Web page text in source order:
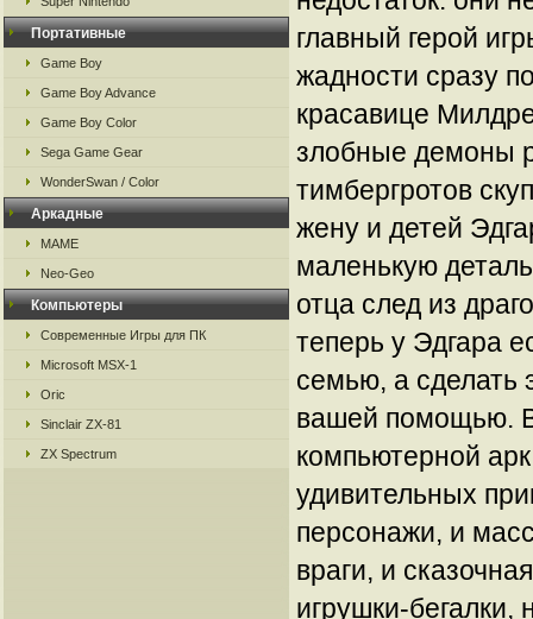
Портативные
Game Boy
Game Boy Advance
Game Boy Color
Sega Game Gear
WonderSwan / Color
Аркадные
MAME
Neo-Geo
Компьютеры
Современные Игры для ПК
Microsoft MSX-1
Oric
Sinclair ZX-81
ZX Spectrum
главный герой
жадности сразу
красавице
злобные демоны
тимбергротов
жену и детей
маленькую
отца след из
теперь у Эдгара
семью, а сделать
вашей помощью.
компьютерной
удивительных
персонажи, и
враги, и
игрушки-бегалки,